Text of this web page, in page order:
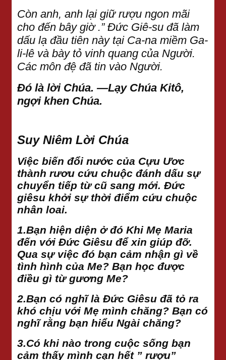
Còn anh, anh lại giữ rượu ngon mãi
cho đến bây giờ .” Đức Giê-su đã làm
dấu lạ đầu tiên này tại Ca-na miềm Ga-
li-lê và bày tỏ vinh quang của Người.
Các môn đệ đã tin vào Người.
Ðó là lời Chúa. —Lạy Chúa Kitô,
ngợi khen Chúa.
Suy Niêm Lời Chúa
Việc biến đổi nước của Cựu Ươc
thành rươu cứu chuộc đánh dấu sự
chuyển tiếp từ cũ sang mới. Đức
giêsu khởi sự thời điểm cứu chuộc
nhân loai.
1.Bạn hiện diện ở đó Khi Mẹ Maria
đến với Đức Giêsu để xin giúp đỡ.
Qua sự việc đó bạn cảm nhận gì về
tình hình của Me? Bạn học được
điều gì từ gương Me?
2.Bạn có nghĩ là Đức Giêsu đã tỏ ra
khó chịu với Mẹ mình chăng? Bạn có
nghĩ rằng bạn hiểu Ngài chăng?
3.Có khi nào trong cuộc sống bạn
cảm thấy mình cạn hết ” rượu”